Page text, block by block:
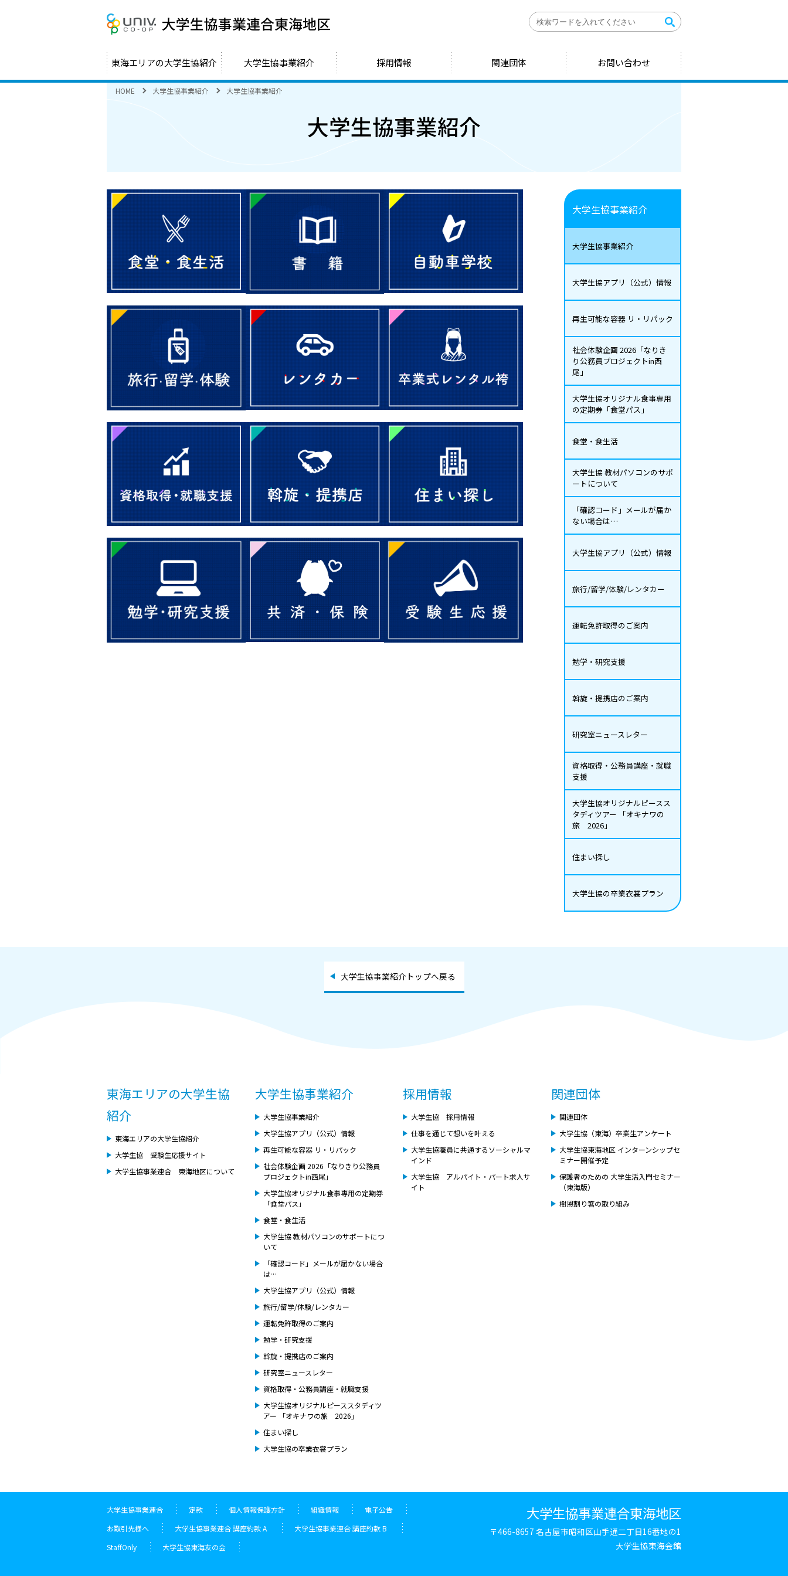
東海エリアの大学生協紹介 大学生協事業紹介 採用情報 関連団体 お問い合わせ
HOME 大学生協事業紹介 大学生協事業紹介
大学生協事業紹介
大学生協事業紹介
大学生協事業紹介
大学生協アプリ（公式）情報
再生可能な容器 リ・リパック
社会体験企画 2026「なりき
り公務員プロジェクトin西
尾」
大学生協オリジナル食事専用
の定期券「食堂パス」
食堂・食生活
大学生協 教材パソコンのサポ
ートについて
「確認コード」メールが届か
ない場合は…
大学生協アプリ（公式）情報
旅行/留学/体験/レンタカー
運転免許取得のご案内
勉学・研究支援
斡旋・提携店のご案内
研究室ニュースレター
資格取得・公務員講座・就職
支援
大学生協オリジナルピースス
タディツアー 「オキナワの
旅 2026」
住まい探し
大学生協の卒業衣裳プラン
大学生協事業紹介トップへ戻る
東海エリアの大学生協
紹介
東海エリアの大学生協紹介
大学生協 受験生応援サイト
大学生協事業連合 東海地区について
大学生協事業紹介
大学生協事業紹介
大学生協アプリ（公式）情報
再生可能な容器 リ・リパック
社会体験企画 2026「なりきり公務員
プロジェクトin西尾」
大学生協オリジナル食事専用の定期券
「食堂パス」
食堂・食生活
大学生協 教材パソコンのサポートにつ
いて
「確認コード」メールが届かない場合
は…
大学生協アプリ（公式）情報
旅行/留学/体験/レンタカー
運転免許取得のご案内
勉学・研究支援
斡旋・提携店のご案内
研究室ニュースレター
資格取得・公務員講座・就職支援
大学生協オリジナルピーススタディツ
アー 「オキナワの旅 2026」
住まい探し
大学生協の卒業衣裳プラン
採用情報
大学生協 採用情報
仕事を通じて想いを叶える
大学生協職員に共通するソーシャルマ
インド
大学生協 アルパイト・パート求人サ
イト
関連団体
関連団体
大学生協（東海）卒業生アンケート
大学生協東海地区 インターンシップセ
ミナー開催予定
保護者のための 大学生活入門セミナー
（東海版）
樹恩割り箸の取り組み
大学生協事業連合 定款 個人情報保護方針 組織情報
電子公告
お取引先様へ
⼤学⽣協事業連合 講座約款 A
大学生協事業連合 講座約款 B
StaffOnly
大学生協東海友の会
大学生協事業連合東海地区
〒466-8657 名古屋市昭和区山手通二丁目16番地の1
大学生協東海会館